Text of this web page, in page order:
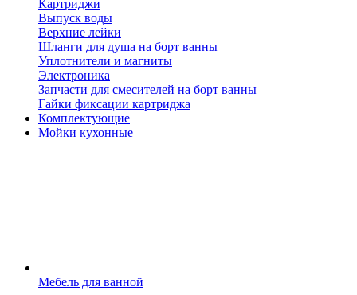
Картриджи
Выпуск воды
Верхние лейки
Шланги для душа на борт ванны
Уплотнители и магниты
Электроника
Запчасти для смесителей на борт ванны
Гайки фиксации картриджа
Комплектующие
Мойки кухонные
Мебель для ванной